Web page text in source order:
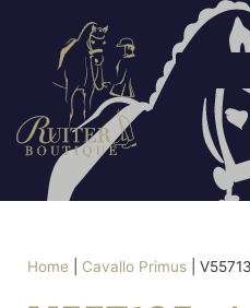
Home Cavallo Primus